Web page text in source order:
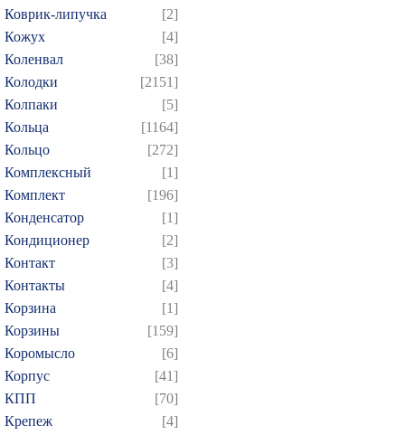
Коврик-липучка
[2]
Кожух
[4]
Коленвал
[38]
Колодки
[2151]
Колпаки
[5]
Кольца
[1164]
Кольцо
[272]
Комплексный
[1]
Комплект
[196]
Конденсатор
[1]
Кондиционер
[2]
Контакт
[3]
Контакты
[4]
Корзина
[1]
Корзины
[159]
Коромысло
[6]
Корпус
[41]
КПП
[70]
Крепеж
[4]